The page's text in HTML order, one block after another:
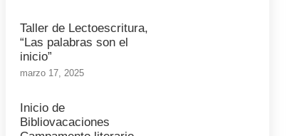
Taller de Lectoescritura,
“Las palabras son el
inicio”
marzo 17, 2025
Inicio de
Bibliovacaciones